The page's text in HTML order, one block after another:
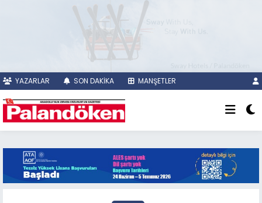
YAZARLAR SON DAKİKA MANŞETLER